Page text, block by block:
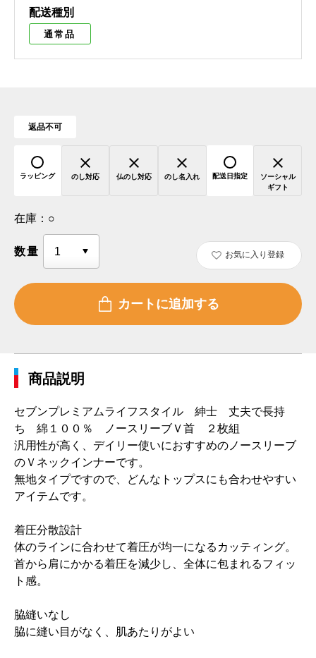
配送種別
通常品
返品不可
ラッピング のし対応 仏のし対応 のし名入れ 配送日指定
ソーシャル
ギフト
在庫： ○
数量 お気に入り登録
商品説明
セブンプレミアムライフスタイル 紳士 丈夫で長持
ち 綿１００％ ノースリーブＶ首 ２枚組
汎用性が高く、デイリー使いにおすすめのノースリーブ
のＶネックインナーです。
無地タイプですので、どんなトップスにも合わせやすい
アイテムです。
着圧分散設計
体のラインに合わせて着圧が均一になるカッティング。
首から肩にかかる着圧を減少し、全体に包まれるフィッ
ト感。
脇縫いなし
脇に縫い目がなく、肌あたりがよい